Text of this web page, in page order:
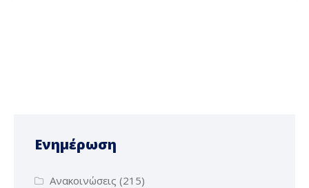
Ενημέρωση
Ανακοινώσεις (215)